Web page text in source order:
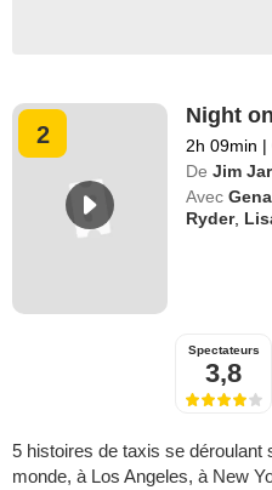
2
Night
2h 09min |
De Jim
Avec
Ryder,
Spectateurs
3,8
5 histoires de taxis se déroulant
monde, à Los Angeles, à New